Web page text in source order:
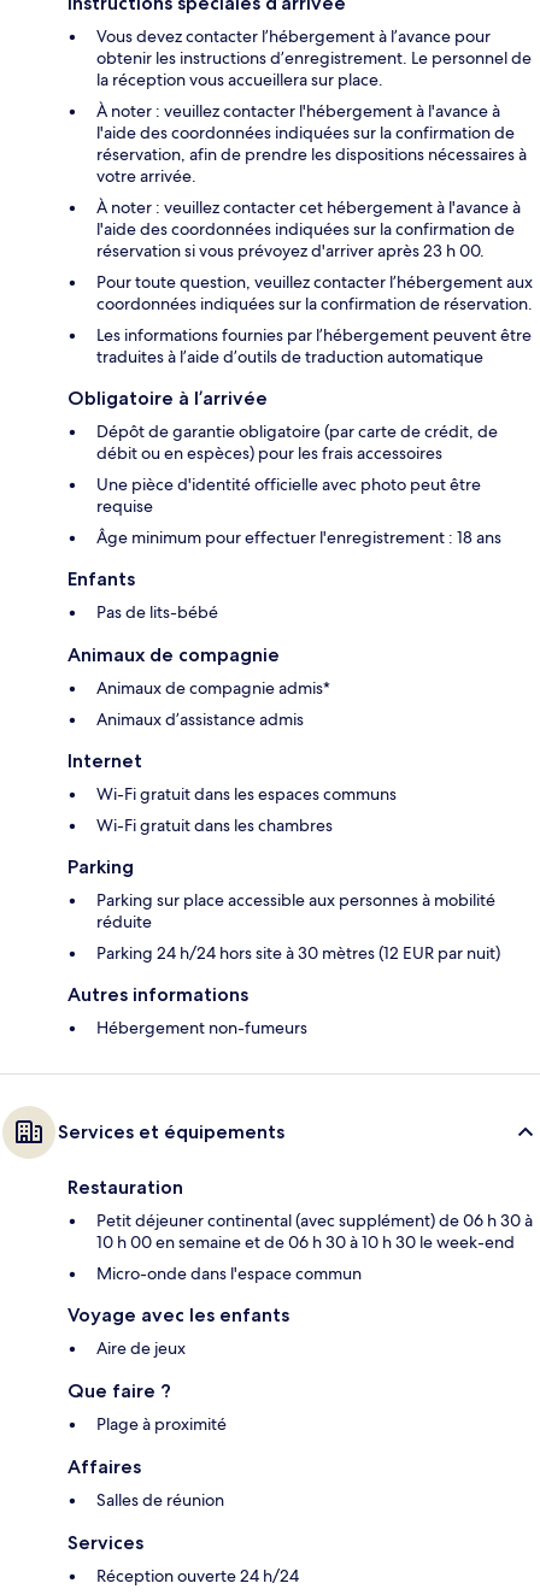
Vous devez contacter l’hébergement à l’avance pour
obtenir les instructions d’enregistrement. Le personnel de
la réception vous accueillera sur place.
À noter : veuillez contacter l'hébergement à l'avance à
l'aide des coordonnées indiquées sur la confirmation de
réservation, afin de prendre les dispositions nécessaires à
votre arrivée.
À noter : veuillez contacter cet hébergement à l'avance à
l'aide des coordonnées indiquées sur la confirmation de
réservation si vous prévoyez d'arriver après 23 h 00.
Pour toute question, veuillez contacter l’hébergement aux
coordonnées indiquées sur la confirmation de réservation.
Les informations fournies par l’hébergement peuvent être
traduites à l’aide d’outils de traduction automatique
Obligatoire à l’arrivée
Dépôt de garantie obligatoire (par carte de crédit, de
débit ou en espèces) pour les frais accessoires
Une pièce d'identité officielle avec photo peut être
requise
Âge minimum pour effectuer l'enregistrement : 18 ans
Enfants
Pas de lits-bébé
Animaux de compagnie
Animaux de compagnie admis*
Animaux d’assistance admis
Internet
Wi-Fi gratuit dans les espaces communs
Wi-Fi gratuit dans les chambres
Parking
Parking sur place accessible aux personnes à mobilité
réduite
Parking 24 h/24 hors site à 30 mètres (12 EUR par nuit)
Autres informations
Hébergement non-fumeurs
Services et équipements
Restauration
Petit déjeuner continental (avec supplément) de 06 h 30 à
10 h 00 en semaine et de 06 h 30 à 10 h 30 le week-end
Micro-onde dans l'espace commun
Voyage avec les enfants
Aire de jeux
Que faire ?
Plage à proximité
Affaires
Salles de réunion
Services
Réception ouverte 24 h/24